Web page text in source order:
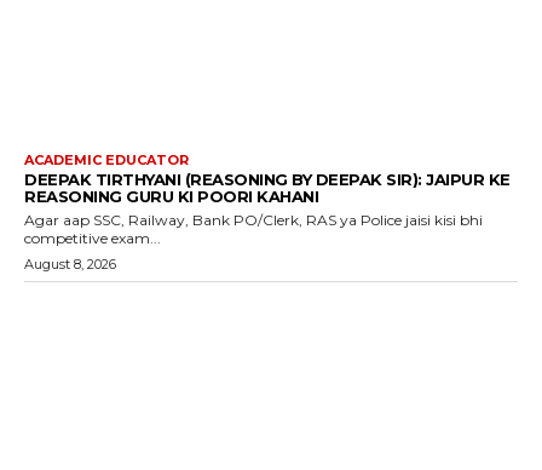
ACADEMIC EDUCATOR
DEEPAK TIRTHYANI (REASONING BY DEEPAK SIR): JAIPUR KE
REASONING GURU KI POORI KAHANI
Agar aap SSC, Railway, Bank PO/Clerk, RAS ya Police jaisi kisi bhi
competitive exam...
August 8, 2026